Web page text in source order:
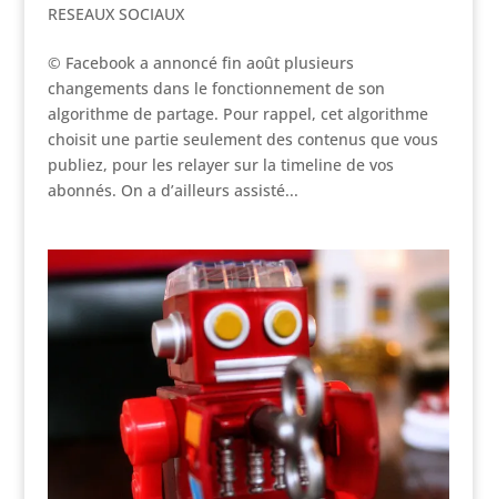
RESEAUX SOCIAUX
© Facebook a annoncé fin août plusieurs
changements dans le fonctionnement de son
algorithme de partage. Pour rappel, cet algorithme
choisit une partie seulement des contenus que vous
publiez, pour les relayer sur la timeline de vos
abonnés. On a d’ailleurs assisté...